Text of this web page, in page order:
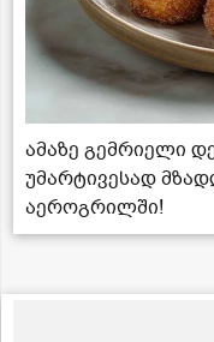
ამაზე გემრიელი
უმარტივესად
აეროგრილში!